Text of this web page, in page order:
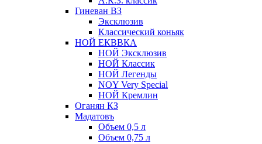
Гиневан ВЗ
Эксклюзив
Классический коньяк
НОЙ ЕКВВКА
НОЙ Эксклюзив
НОЙ Классик
НОЙ Легенды
NOY Very Speсial
НОЙ Кремлин
Оганян КЗ
Мадатовъ
Объем 0,5 л
Объем 0,75 л